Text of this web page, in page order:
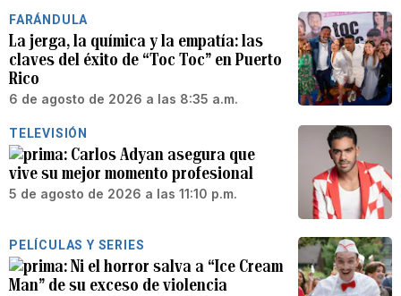
FARÁNDULA
La jerga, la química y la empatía: las
claves del éxito de “Toc Toc” en Puerto
Rico
6 de agosto de 2026 a las 8:35 a.m.
TELEVISIÓN
Carlos Adyan asegura que
vive su mejor momento profesional
5 de agosto de 2026 a las 11:10 p.m.
PELÍCULAS Y SERIES
Ni el horror salva a “Ice Cream
Man” de su exceso de violencia